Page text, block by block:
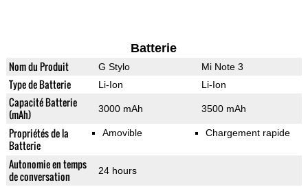
Batterie
Nom du Produit G Stylo Mi Note 3
Type de Batterie Li-Ion Li-Ion
Capacité Batterie
(mAh)
3000 mAh 3500 mAh
Propriétés de la
Batterie
Amovible Chargement rapide
Autonomie en temps
de conversation
24 hours